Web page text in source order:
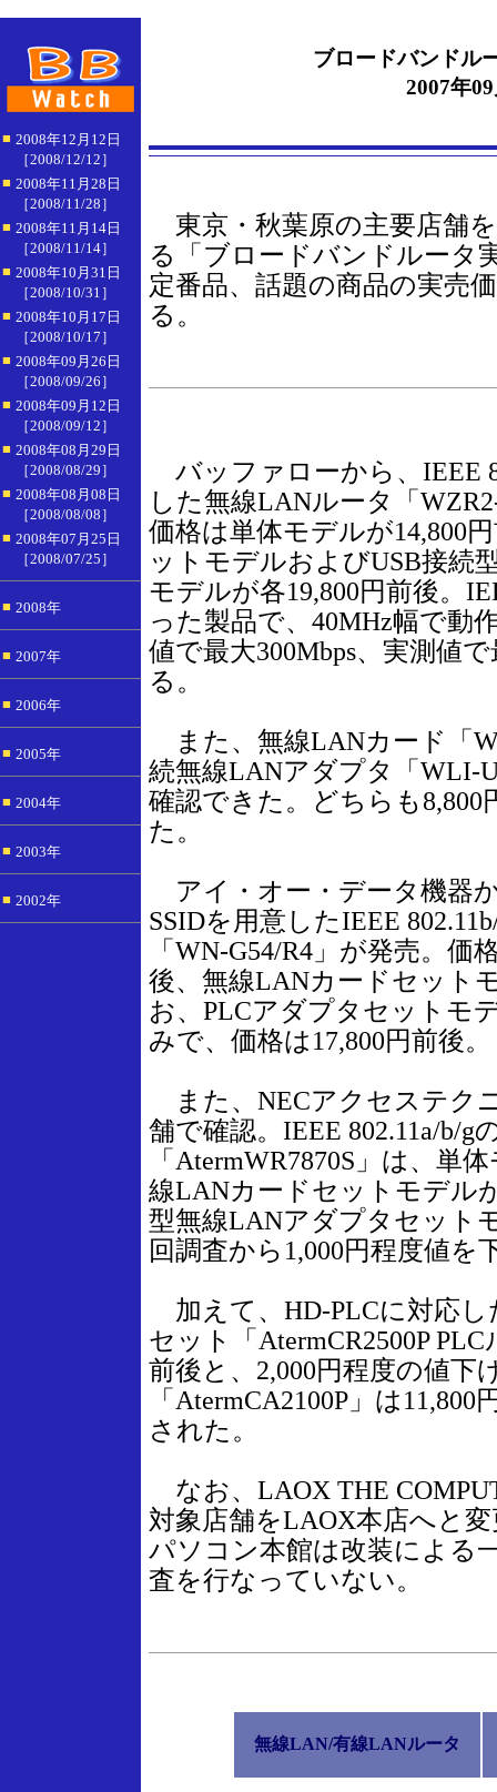
■ 2008年12月12日
［2008/12/12］
■ 2008年11月28日
［2008/11/28］
■ 2008年11月14日
［2008/11/14］
■ 2008年10月31日
［2008/10/31］
■ 2008年10月17日
［2008/10/17］
■ 2008年09月26日
［2008/09/26］
■ 2008年09月12日
［2008/09/12］
■ 2008年08月29日
［2008/08/29］
■ 2008年08月08日
［2008/08/08］
■ 2008年07月25日
［2008/07/25］
■ 2008年
■ 2007年
■ 2006年
■ 2005年
■ 2004年
■ 2003年
■ 2002年
ブロードバンドル
2007年
東京・秋葉原の主要店舗
る「ブロードバンドルータ
定番品、話題の商品の実売
る。
バッファローから、IEEE
した無線LANルータ「
価格は単体モデルが14,800
ットモデルおよびUSB接続
モデルが各19,800円前後。
った製品で、40MHz幅で動
値で最大300Mbps、実測値
る。
また、無線LANカード「
続無線LANアダプタ「WLI-
確認できた。どちらも
た。
アイ・オー・データ機器
SSIDを用意したIEEE
「WN-G54/R4」が発売。価
後、無線LANカードセット
お、PLCアダプタセットモ
みで、価格は17,800円前後。
また、NECアクセステク
舗で確認。IEEE 802.11a/b/g
「AtermWR7870S」は、単
線LANカードセットモデル
型無線LANアダプタセット
回調査から1,000円程度値を
加えて、HD-PLCに対応
セット「AtermCR2500P
前後と、2,000円程度の値下
「AtermCA2100P」は
された。
なお、LAOX THE
対象店舗をLAOX本店へと
パソコン本館は改装による
査を行なっていない。
無線LAN/有線LANルータ